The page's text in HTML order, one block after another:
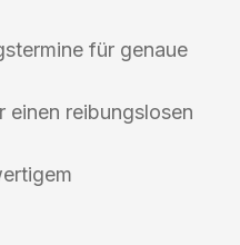
für genaue
einen reibungslosen